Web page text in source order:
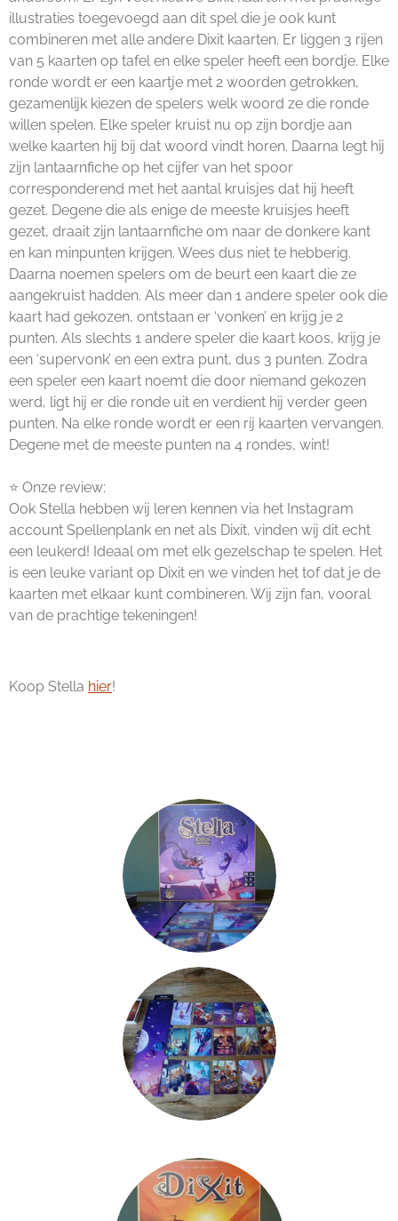
illustraties toegevoegd aan dit spel die je ook kunt
combineren met alle andere Dixit kaarten. Er liggen 3 rijen
van 5 kaarten op tafel en elke speler heeft een bordje. Elke
ronde wordt er een kaartje met 2 woorden getrokken,
gezamenlijk kiezen de spelers welk woord ze die ronde
willen spelen. Elke speler kruist nu op zijn bordje aan
welke kaarten hij bij dat woord vindt horen. Daarna legt hij
zijn lantaarnfiche op het cijfer van het spoor
corresponderend met het aantal kruisjes dat hij heeft
gezet. Degene die als enige de meeste kruisjes heeft
gezet, draait zijn lantaarnfiche om naar de donkere kant
en kan minpunten krijgen. Wees dus niet te hebberig.
Daarna noemen spelers om de beurt een kaart die ze
aangekruist hadden. Als meer dan 1 andere speler ook die
kaart had gekozen, ontstaan er ‘vonken’ en krijg je 2
punten. Als slechts 1 andere speler die kaart koos, krijg je
een ‘supervonk’ en een extra punt, dus 3 punten. Zodra
een speler een kaart noemt die door niemand gekozen
werd, ligt hij er die ronde uit en verdient hij verder geen
punten. Na elke ronde wordt er een rij kaarten vervangen.
Degene met de meeste punten na 4 rondes, wint!
⭐ Onze review:
Ook Stella hebben wij leren kennen via het Instagram
account Spellenplank en net als Dixit, vinden wij dit echt
een leukerd! Ideaal om met elk gezelschap te spelen. Het
is een leuke variant op Dixit en we vinden het tof dat je de
kaarten met elkaar kunt combineren. Wij zijn fan, vooral
van de prachtige tekeningen!
Koop Stella hier!